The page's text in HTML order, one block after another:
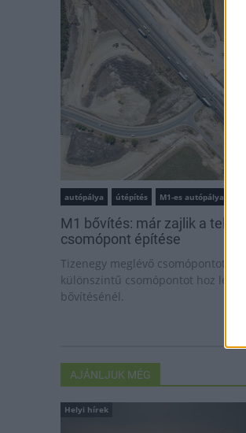
autópálya útépítés M1-es autópálya
M1 bővítés: már zajlik a
csomópont építése
Tizenegy meglévő csomópontot
különszintű csomópontot hoz létre
bővítésénél.
AJÁNLJUK MÉG
Helyi hírek